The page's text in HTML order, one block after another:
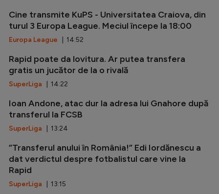
Cine transmite KuPS - Universitatea Craiova, din
turul 3 Europa League. Meciul începe la 18:00
Europa League | 14:52
Rapid poate da lovitura. Ar putea transfera
gratis un jucător de la o rivală
SuperLiga | 14:22
Ioan Andone, atac dur la adresa lui Gnahore după
transferul la FCSB
SuperLiga | 13:24
”Transferul anului în România!” Edi Iordănescu a
dat verdictul despre fotbalistul care vine la
Rapid
SuperLiga | 13:15